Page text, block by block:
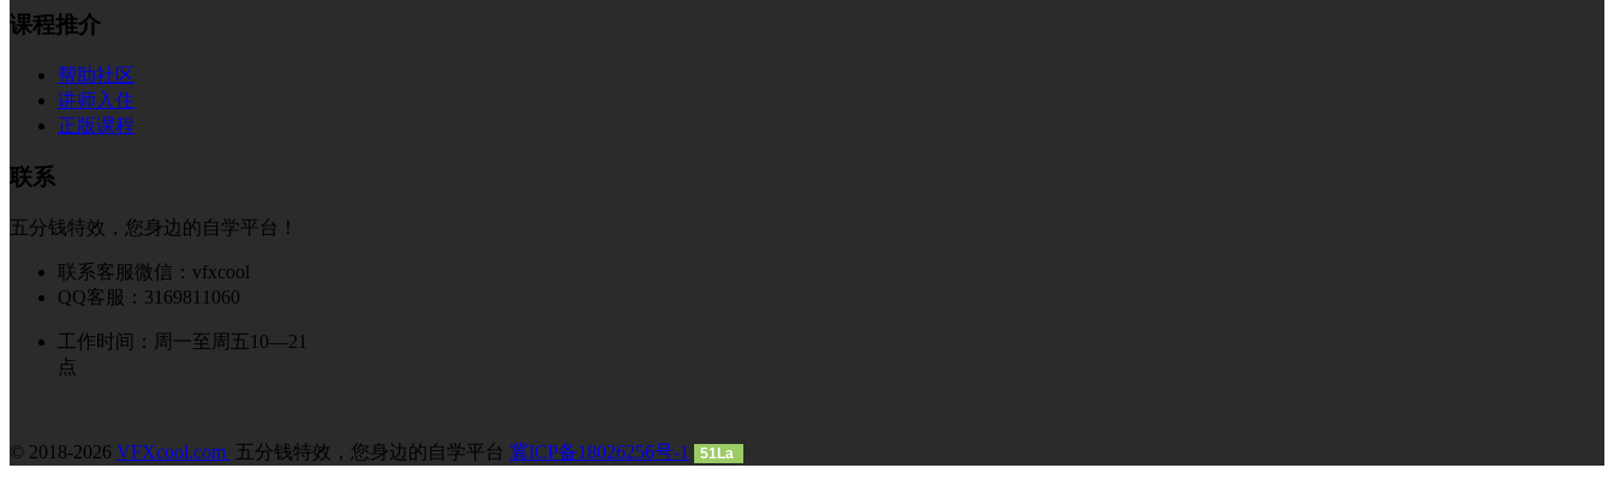
课程推介
帮助社区
讲师入住
正版课程
联系
五分钱特效，您身边的自学平台！
联系客服微信：vfxcool
QQ客服：3169811060
工作时间：周一至周五10—21
点
© 2018-2026 VFXcool.com 五分钱特效，您身边的自学平台 冀ICP备18026256号-1 51La